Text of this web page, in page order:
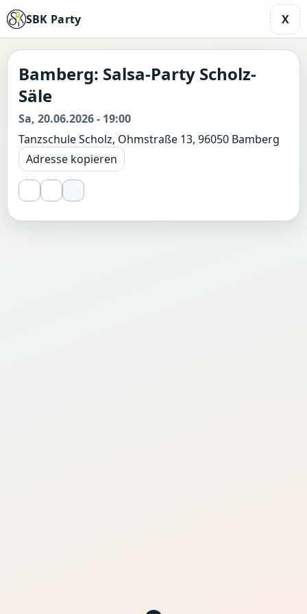
SBK Party X
Bamberg: Salsa-Party Scholz-
Säle
Sa, 20.06.2026 - 19:00
Tanzschule Scholz, Ohmstraße 13, 96050 Bamberg
Adresse kopieren